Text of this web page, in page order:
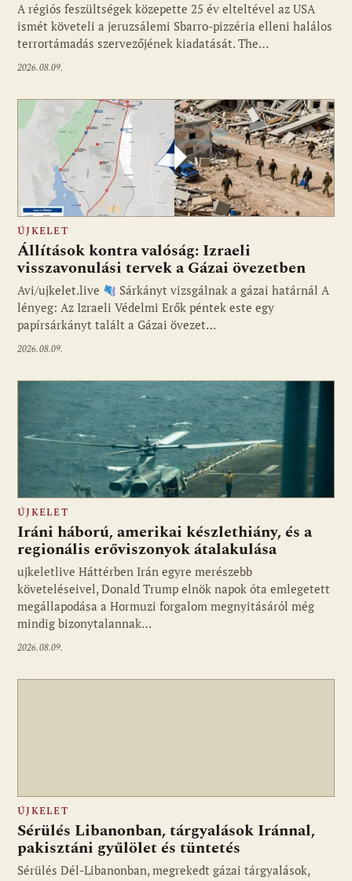
A régiós feszültségek közepette 25 év elteltével az USA
ismét követeli a jeruzsálemi Sbarro-pizzéria elleni halálos
terrortámadás szervezőjének kiadatását. The…
2026.08.09.
ÚJKELET
Állítások kontra valóság: Izraeli
visszavonulási tervek a Gázai övezetben
Avi/ujkelet.live
Sárkányt vizsgálnak a gázai határnál A
lényeg: Az Izraeli Védelmi Erők péntek este egy
papírsárkányt talált a Gázai övezet…
2026.08.09.
Fotó: ujkelet.live
ÚJKELET
Iráni háború, amerikai készlethiány, és a
regionális erőviszonyok átalakulása
ujkeletlive Háttérben Irán egyre merészebb
követeléseivel, Donald Trump elnök napok óta emlegetett
megállapodása a Hormuzi forgalom megnyitásáról még
mindig bizonytalannak…
2026.08.09.
ÚJKELET
Sérülés Libanonban, tárgyalások Iránnal,
pakisztáni gyűlölet és tüntetés
Sérülés Dél-Libanonban, megrekedt gázai tárgyalások,